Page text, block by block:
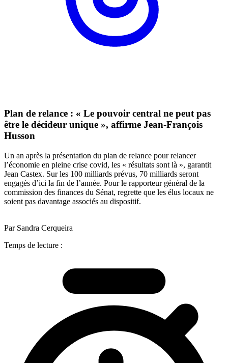
Plan de relance : « Le pouvoir central ne peut pas
être le décideur unique », affirme Jean-François
Husson
Un an après la présentation du plan de relance pour relancer
l’économie en pleine crise covid, les « résultats sont là », garantit
Jean Castex. Sur les 100 milliards prévus, 70 milliards seront
engagés d’ici la fin de l’année. Pour le rapporteur général de la
commission des finances du Sénat, regrette que les élus locaux ne
soient pas davantage associés au dispositif.
Par Sandra Cerqueira
Temps de lecture :